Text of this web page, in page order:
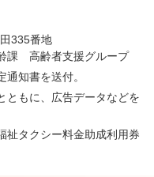
335番地
課 高齢者支援グループ
知書を送付。
ともに、広告データなどを
祉タクシー料金助成利用券